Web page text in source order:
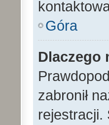
Góra
Dlaczego
zabronił
rejestracji.